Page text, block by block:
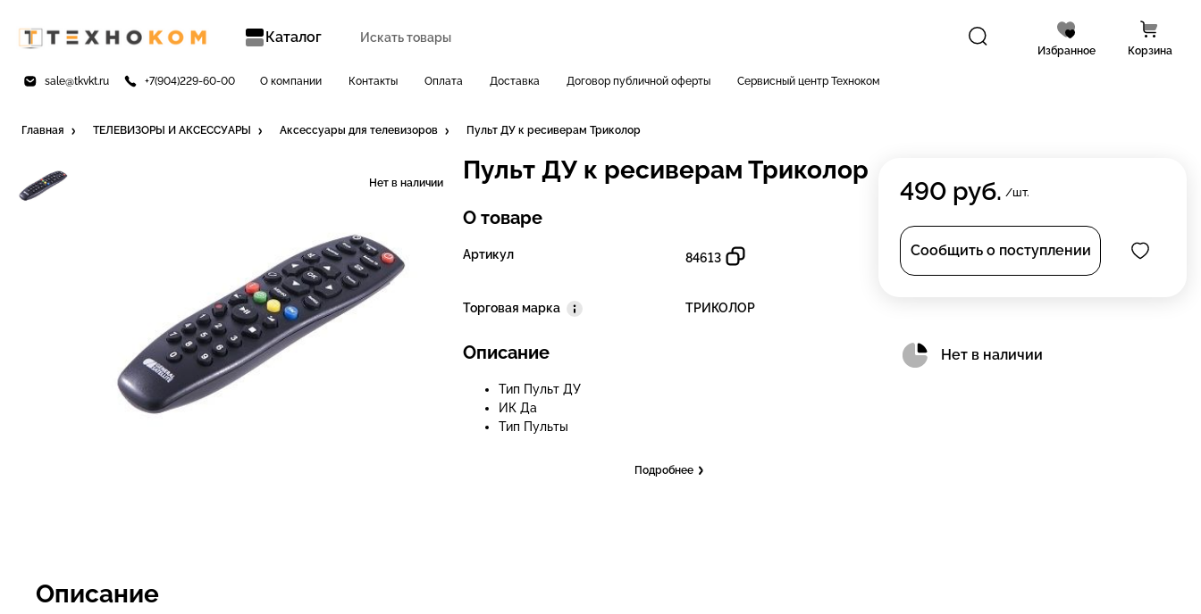
Каталог
Избранное Корзина
sale@tkvkt.ru +7(904)229-60-00 О компании Контакты Оплата Доставка Договор публичной оферты Сервисный центр Техноком
Главная ТЕЛЕВИЗОРЫ И АКСЕССУАРЫ Аксессуары для телевизоров Пульт ДУ к ресиверам Триколор
Нет в наличии Пульт ДУ к ресиверам Триколор
О товаре
Артикул 84613
Торговая марка ТРИКОЛОР
Описание
Тип Пульт ДУ
ИК Да
Тип Пульты
Подробнее
Описание
490 руб. /шт.
Сообщить о поступлении
Нет в наличии